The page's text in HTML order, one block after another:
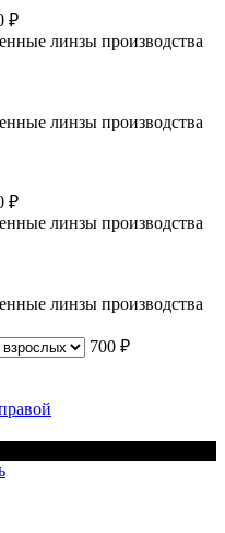
₽
линзы производства
линзы производства
₽
линзы производства
линзы производства
700 ₽